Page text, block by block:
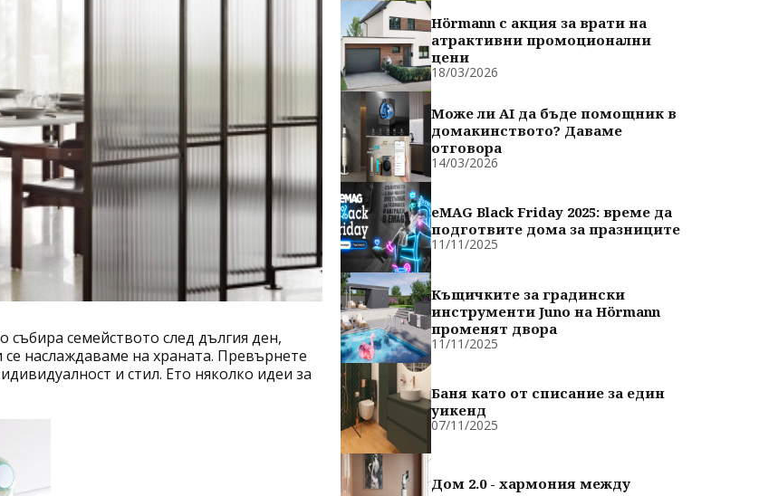
събира семейството след дългия ден,
наслаждаваме на храната. Превърнете
и стил. Ето няколко идеи за
Hörmann с акция за врати на
атрактивни промоционални
цени
18/03/2026
Може ли AI да бъде помощник в
домакинството? Даваме
отговора
14/03/2026
eMAG Black Friday 2025: време да
подготвите дома за празниците
11/11/2025
Къщичките за градински
инструменти Juno на Hörmann
променят двора
11/11/2025
Баня като от списание за един
уикенд
07/11/2025
Дом 2.0 - хармония между